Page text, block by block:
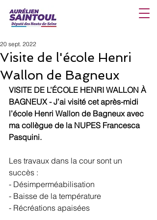
Visite de l'école Henri
Wallon de Bagneux
20 sept. 2022
VISITE DE L’ÉCOLE HENRI WALLON À
BAGNEUX - J’ai visité cet après-midi
l’école Henri Wallon de Bagneux avec
ma collègue de la NUPES Francesca
Pasquini.
Les travaux dans la cour sont un
succès :
- Désimperméabilisation
- Baisse de la température
- Récréations apaisées